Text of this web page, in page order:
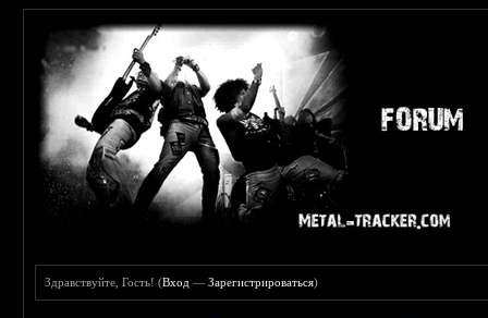
Здравствуйте, Гость! (Вход —Зарегистрироваться)